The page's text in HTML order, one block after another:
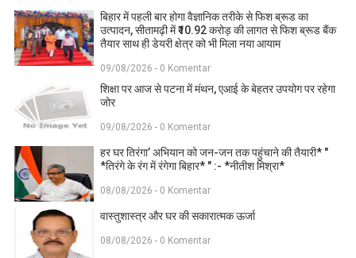
बिहार में पहली बार होगा वैज्ञानिक तरीके से फिश ब्रूड का
उत्पादन, सीतामढ़ी में ₹10.92 करोड़ की लागत से फिश ब्रूड बैंक
तैयार साथ ही डेयरी क्षेत्र को भी मिला नया आयाम
09/08/2026 - 0 Komentar
शिक्षा पर आज से पटना में मंथन, एआई के बेहतर उपयोग पर रहेगा
जोर
09/08/2026 - 0 Komentar
हर घर तिरंगा’ अभियान को जन-जन तक पहुंचाने की तैयारी* "
*तिरंगे के रंग में रंगेगा बिहार* " :- *नीतीश मिश्रा*
08/08/2026 - 0 Komentar
वास्तुशास्त्र और घर की सकारात्मक ऊर्जा
08/08/2026 - 0 Komentar